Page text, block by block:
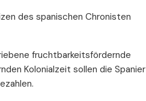
des spanischen Chronisten
fruchtbarkeitsfördernde
Kolonialzeit sollen die Spanier